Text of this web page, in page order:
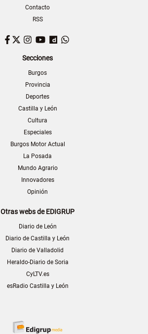
Contacto
RSS
Facebook
TwitterInstagram
YouTubeDailymotion
Secciones
Burgos
Provincia
Deportes
Castilla y León
Cultura
Especiales
Burgos Motor Actual
La Posada
Mundo Agrario
Innovadores
Opinión
Otras webs de EDIGRUP
Diario de León
Diario de Castilla y León
Diario de Valladolid
Heraldo-Diario de Soria
CyLTV.es
esRadio Castilla y León